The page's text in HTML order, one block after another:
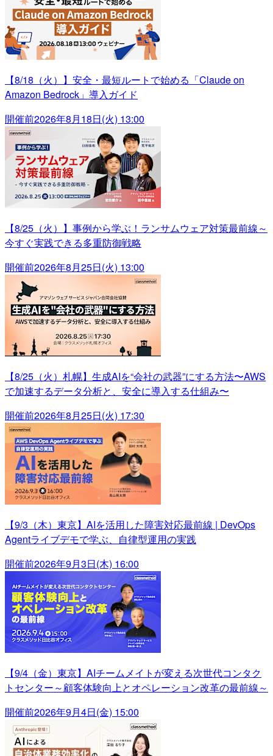
【8/18（火）】安全・最短ルートで始める「Claude on
Amazon Bedrock」導入ガイド
開催前2026年8月18日(火) 13:00
【8/25（火）】事例から学ぶ！ランサムウェア対策最前線～
今すぐ実践できる多重防御戦略
開催前2026年8月25日(火) 13:00
【8/25（火）札幌】生成AIを“会社の武器”にする方法〜AWS
で加速するデータ分析と、安全に導入する仕組み〜
開催前2026年8月25日(火) 17:30
【9/3（木）東京】AIを活用した障害対応最前線 | DevOps
Agentライブデモで学ぶ、自律型運用の実践
開催前2026年9月3日(木) 16:00
【9/4（金）東京】AIチームメイトが変える次世代コンタク
トセンター～顧客体験向上とオペレーション改革の最前線～
開催前2026年9月4日(金) 15:00